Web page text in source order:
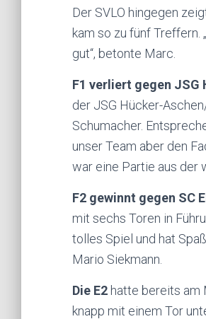
Der SVLO hingegen
kam so zu fünf Treffern.
gut“, betonte Marc.
F1 verliert gegen JSG
der JSG Hücker-
Schumacher.
unser Team aber den
war eine Partie aus der
F2 gewinnt gegen SC
mit sechs Toren in
tolles Spiel und hat
Mario Siekmann.
Die E2 hatte bereits am
knapp mit einem Tor